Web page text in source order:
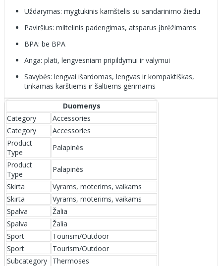
Uždarymas: mygtukinis kamštelis su sandarinimo žiedu
Paviršius: miltelinis padengimas, atsparus įbrėžimams
BPA: be BPA
Anga: plati, lengvesniam pripildymui ir valymui
Savybės: lengvai išardomas, lengvas ir kompaktiškas,
tinkamas karštiems ir šaltiems gėrimams
Duomenys
Category
Accessories
Category
Accessories
Product
Type
Palapinės
Product
Type
Palapinės
Skirta
Vyrams, moterims, vaikams
Skirta
Vyrams, moterims, vaikams
Spalva
Žalia
Spalva
Žalia
Sport
Tourism/Outdoor
Sport
Tourism/Outdoor
Subcategory
Thermoses